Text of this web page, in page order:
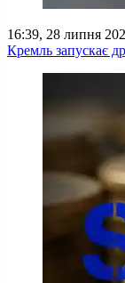
16:39, 28 липня
Кремль запускає